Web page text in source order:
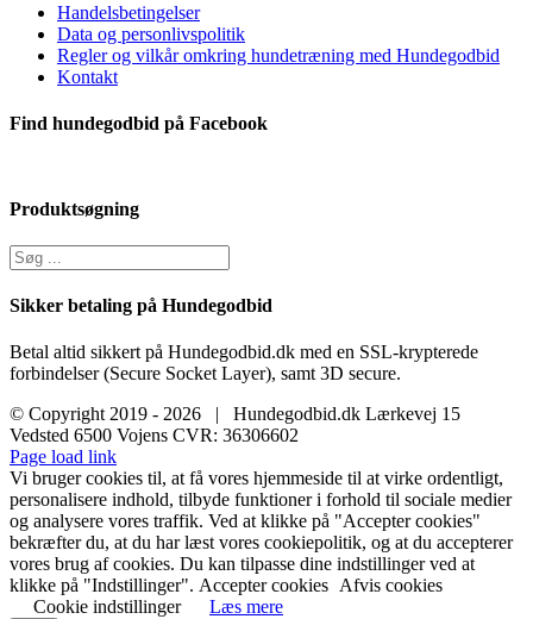
Mulighederne
kan
vælges
Handelsbetingelser
Data og personlivspolitik
Regler og vilkår omkring hundetræning med Hundegodbid
Kontakt
Find hundegodbid på Facebook
Produktsøgning
Sikker betaling på Hundegodbid
Betal altid sikkert på Hundegodbid.dk med en SSL-krypterede
forbindelser (Secure Socket Layer), samt 3D secure.
© Copyright 2019 - 2026 | Hundegodbid.dk Lærkevej 15
Vedsted 6500 Vojens CVR: 36306602
Facebook
Instagram
E-
mail
Page load link
Vi bruger cookies til, at få vores hjemmeside til at virke ordentligt,
personalisere indhold, tilbyde funktioner i forhold til sociale medier
og analysere vores traffik. Ved at klikke på "Accepter cookies"
bekræfter du, at du har læst vores cookiepolitik, og at du accepterer
vores brug af cookies. Du kan tilpasse dine indstillinger ved at
klikke på "Indstillinger". Accepter cookies Afvis cookies
Cookie indstillinger
Læs mere